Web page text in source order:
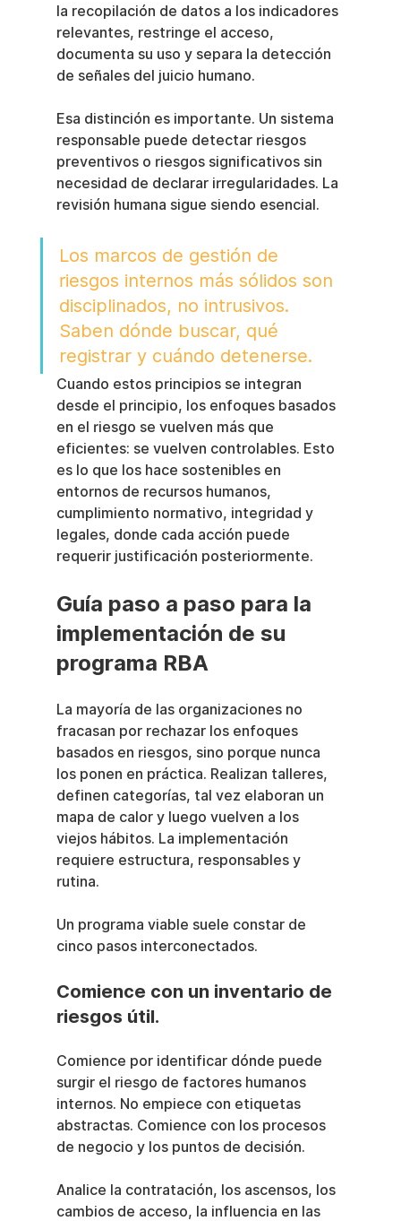
la recopilación de datos a los indicadores
relevantes, restringe el acceso,
documenta su uso y separa la detección
de señales del juicio humano.
Esa distinción es importante. Un sistema
responsable puede detectar riesgos
preventivos o riesgos significativos sin
necesidad de declarar irregularidades. La
revisión humana sigue siendo esencial.
Los marcos de gestión de
riesgos internos más sólidos son
disciplinados, no intrusivos.
Saben dónde buscar, qué
registrar y cuándo detenerse.
Cuando estos principios se integran
desde el principio, los enfoques basados
en el riesgo se vuelven más que
eficientes: se vuelven controlables. Esto
es lo que los hace sostenibles en
entornos de recursos humanos,
cumplimiento normativo, integridad y
legales, donde cada acción puede
requerir justificación posteriormente.
Guía paso a paso para la
implementación de su
programa RBA
La mayoría de las organizaciones no
fracasan por rechazar los enfoques
basados en riesgos, sino porque nunca
los ponen en práctica. Realizan talleres,
definen categorías, tal vez elaboran un
mapa de calor y luego vuelven a los
viejos hábitos. La implementación
requiere estructura, responsables y
rutina.
Un programa viable suele constar de
cinco pasos interconectados.
Comience con un inventario de
riesgos útil.
Comience por identificar dónde puede
surgir el riesgo de factores humanos
internos. No empiece con etiquetas
abstractas. Comience con los procesos
de negocio y los puntos de decisión.
Analice la contratación, los ascensos, los
cambios de acceso, la influencia en las